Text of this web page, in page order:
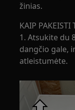
žinias.
KAIP PAKEISTI
1. Atsukite du
dangčio gale,
atleistumėte.